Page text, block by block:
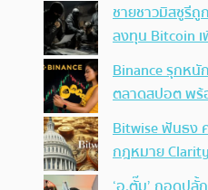
ชายชาวมิสซูรี
ลงทุน Bitcoin เ
Binance รุกหนั
ตลาดสปอต พร้
Bitwise ฟันธง
กฎหมาย